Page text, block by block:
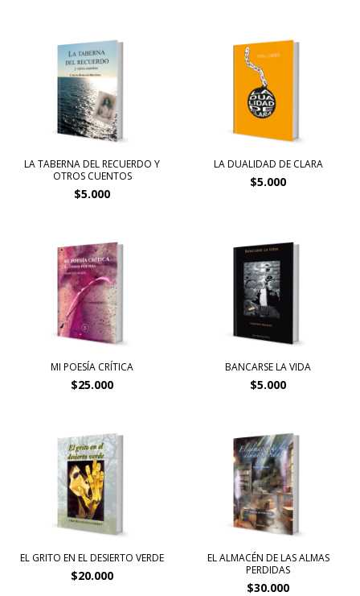
LA TABERNA DEL RECUERDO Y
OTROS CUENTOS
$5.000
LA DUALIDAD DE CLARA
$5.000
MI POESÍA CRÍTICA
$25.000
BANCARSE LA VIDA
$5.000
EL GRITO EN EL DESIERTO VERDE
$20.000
EL ALMACÉN DE LAS ALMAS
PERDIDAS
$30.000